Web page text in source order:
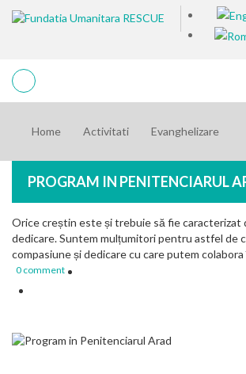
Home Activitati Evanghelizare
PROGRAM IN PENITENCIARUL
Orice creștin este și trebuie să fie caracterizat
dedicare. Suntem mulțumitori pentru astfel de
compasiune și dedicare cu care putem colabora
0 comment